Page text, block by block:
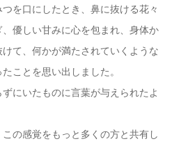
を口にしたとき、鼻に抜ける花々
優しい甘みに心を包まれ、身体か
て、何かが満たされていくような
ことを思い出しました。
にいたものに言葉が与えられたよ
の感覚をもっと多くの方と共有し